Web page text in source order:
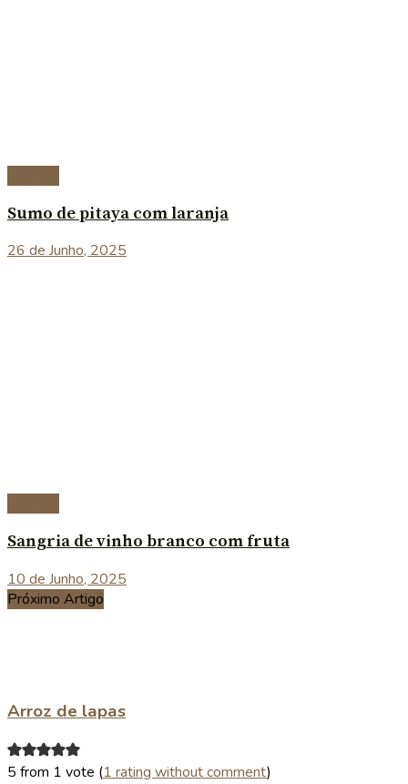
Sumo de pitaya com laranja
26 de Junho, 2025
Sangria de vinho branco com fruta
10 de Junho, 2025
Próximo Artigo
Arroz de lapas
5 from 1 vote (1 rating without comment)